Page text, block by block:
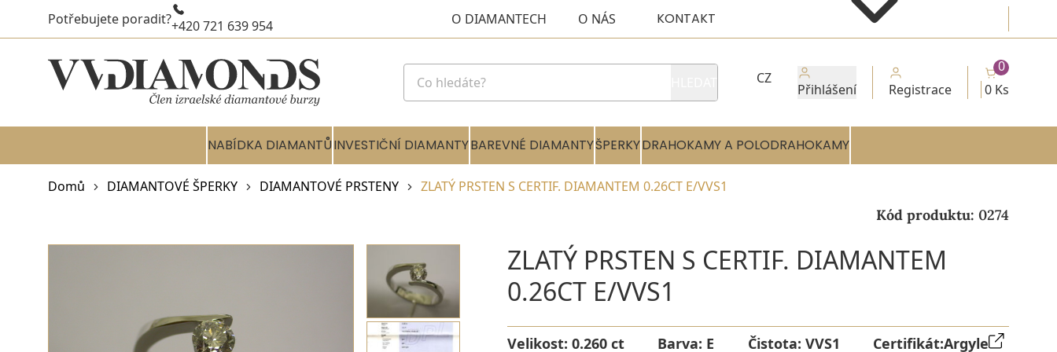
Potřebujete poradit?+420 721 639 954 O DIAMANTECH O NÁS KONTAKT
CZ
Přihlášení Registrace 0 Ks
0
NABÍDKA DIAMANTŮINVESTIČNÍ DIAMANTYBAREVNÉ DIAMANTYŠPERKYDRAHOKAMY A POLODRAHOKAMY
Domů DIAMANTOVÉ ŠPERKY DIAMANTOVÉ PRSTENY ZLATÝ PRSTEN S CERTIF. DIAMANTEM 0.26CT E/VVS1
Kód produktu: 0274
ZLATÝ PRSTEN S CERTIF. DIAMANTEM
0.26CT E/VVS1
Velikost: 0.260 ct Barva: E Čistota: VVS1 Certifikát:Argyle